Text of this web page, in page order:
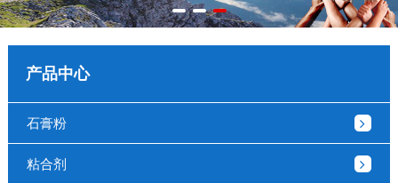
产品中心
石膏粉
粘合剂